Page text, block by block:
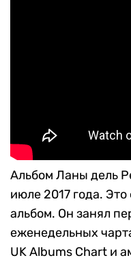
Альбом Ланы дель
июле 2017 года.
альбом. Он занял
еженедельных
UK Albums Chart и